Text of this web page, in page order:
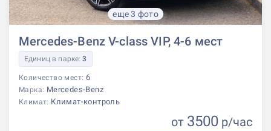
еще 3 фото
Mercedes-Benz V-class VIP, 4-6 мест
Единиц в парке:3
Количество мест: 6
Марка: Mercedes-Benz
Климат: Климат-контроль
от 3500 р/час